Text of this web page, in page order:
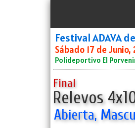
Festival ADAVA
Sábado 17 de Junio,
Polideportivo El
Final
Relevos
Abierta,